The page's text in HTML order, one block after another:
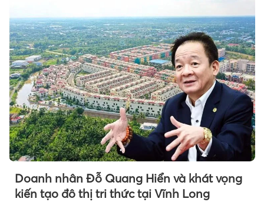
Doanh nhân Đỗ Quang Hiển và khát vọng
kiến tạo đô thị tri thức tại Vĩnh Long